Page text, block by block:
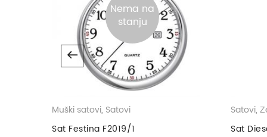
Narukvica
Prikaz
Vodootpornost
Nema na
stanju
Muški satovi, Satovi
Sat Festina F2019/1
Satovi,
Sat